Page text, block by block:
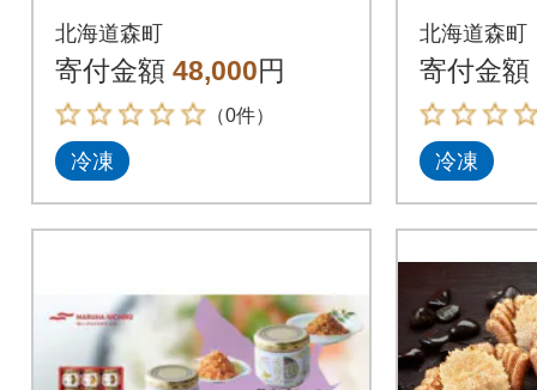
北海道森町
寄付金額 48,000円
（0件）
冷凍
北海道森町
寄付金額
冷凍